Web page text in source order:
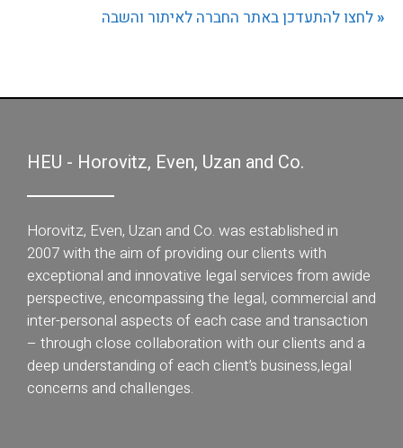
»
HEU - Horovitz, Even, Uzan and Co.
Horovitz, Even, Uzan and Co. was established in
2007 with the aim of providing our clients with
exceptional and innovative legal services from awide
perspective, encompassing the legal, commercial and
inter-personal aspects of each case and transaction
– through close collaboration with our clients and a
deep understanding of each client’s business,legal
concerns and challenges.